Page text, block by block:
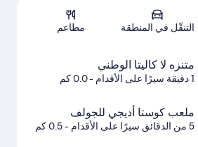
الخريطة
التنقّل في المنطقة مطاعم
متنزه لا كاليتا الوطني
1 دقيقة سيرًا على الأقدام - 0.0 كم
ملعب كوستا أديجي للجولف
5 من الدقائق سيرًا على الأقدام - 0.5 كم